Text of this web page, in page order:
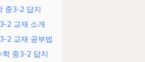
중3-2 답지
2 교재 소개
2 교재 공부법
중3-2 답지